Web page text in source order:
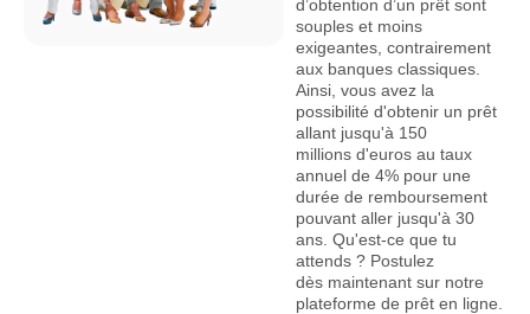
d’obtention d’un prêt sont
souples et moins
exigeantes, contrairement
aux banques classiques.
Ainsi, vous avez la
possibilité d'obtenir un prêt
allant jusqu'à 150
millions d'euros au taux
annuel de 4% pour une
durée de remboursement
pouvant aller jusqu'à 30
ans. Qu'est-ce que tu
attends ? Postulez
dès maintenant sur notre
plateforme de prêt en ligne.